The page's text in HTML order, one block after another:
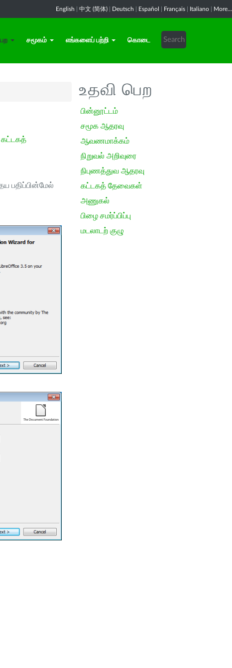
English 中文 (简体) Deutsch Español Français Italiano More...
சமூகம் எங்களைப் பற்றி கொடை
பதிப்பின்மேல்
உதவி பெற
பின்னூட்டம்
சமூக ஆதரவு
ஆவணமாக்கம்
நிறுவல் அறிவுரை
நிபுணத்துவ ஆதரவு
கட்டகத் தேவைகள்
அணுகல்
பிழை சமர்ப்பிப்பு
மடலாடற் குழு